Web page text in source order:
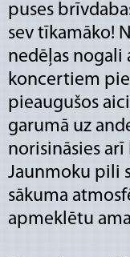
puses
sev tīkamāko!
nedēļas nogali
koncertiem
pieaugušos
garumā uz
norisināsies
Jaunmoku pili
sākuma
apmeklētu